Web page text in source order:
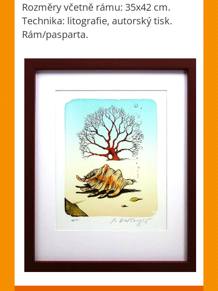
Rozměry včetně rámu: 35x42 cm.
Technika: litografie, autorský tisk.
Rám/pasparta.